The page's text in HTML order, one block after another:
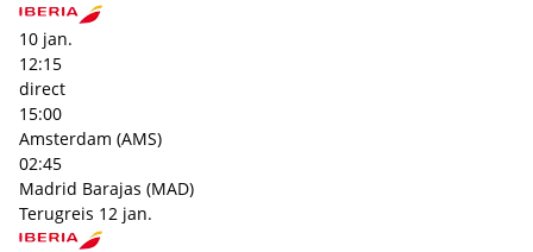
10 jan.
12:15
direct
15:00
Amsterdam (AMS)
02:45
Madrid Barajas (MAD)
Terugreis 12 jan.